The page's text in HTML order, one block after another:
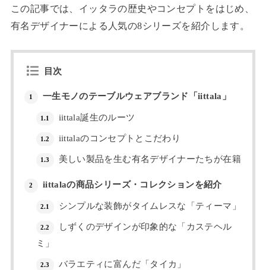
この記事では、イッタラの歴史やコンセプトをはじめ、
有名デザイナーによる人気の8シリーズを紹介します。
目次
1 一生モノのテーブルウェアブランド「iittala」
1.1 iittala誕生のルーツ
1.2 iittalaのコンセプトとこだわり
1.3 美しい製品を生む有名デザイナーたちが在籍
2 iittalaの商品シリーズ・コレクションを紹介
2.1 シンプルな装飾がタイムレスな「ティーマ」
2.2
しずくのデザインが印象的な「カステヘル
ミ」
2.3 バラエティに富んだ「タイカ」